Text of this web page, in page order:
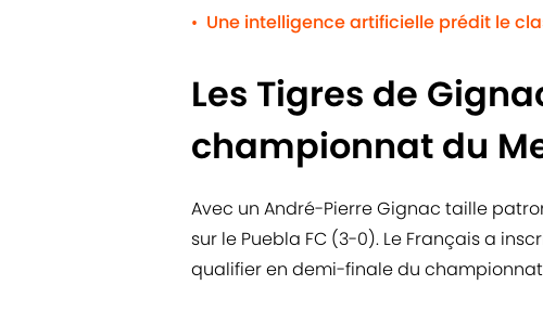
• Une intelligence artificielle prédit le
Les Tigres de
championnat du
Avec un André-Pierre Gignac taille
sur le Puebla FC (3-0). Le Français a
qualifier en demi-finale du